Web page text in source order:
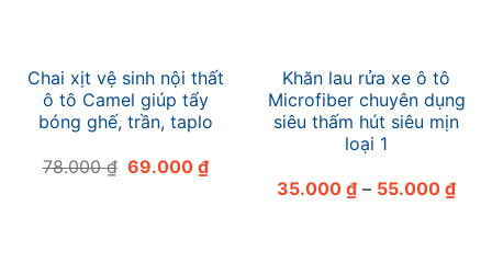
Chai xịt vệ sinh nội thất
ô tô Camel giúp tẩy
bóng ghế, trần, taplo
78.000₫ Giá
69.000₫Giá
Khăn lau rửa xe ô tô
Microfiber chuyên dụng
siêu thấm hút siêu mịn
loại 1
35.000 ₫ – 55.000 ₫